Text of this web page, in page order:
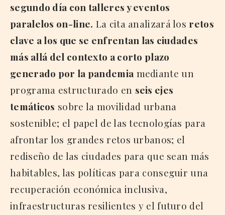
segundo día con talleres y eventos
paralelos on-line. La cita analizará los retos
clave a los que se enfrentan las ciudades
más allá del contexto a corto plazo
generado por la pandemia mediante un
programa estructurado en seis ejes
temáticos sobre la movilidad urbana
sostenible; el papel de las tecnologías para
afrontar los grandes retos urbanos; el
rediseño de las ciudades para que sean más
habitables, las políticas para conseguir una
recuperación económica inclusiva,
infraestructuras resilientes y el futuro del